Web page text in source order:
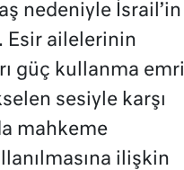
nedeniyle İsrail’in
Esir ailelerinin
güç kullanma emri
sesiyle karşı
mahkeme
ilişkin